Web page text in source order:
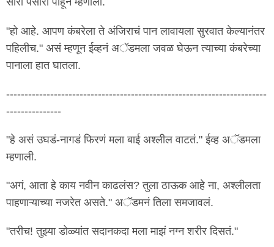
"हो आहे. आपण कंबरेला ते अंजिराचं पान लावायला सुरवात केल्यानंतर
पहिलीच." असं म्हणून ईव्हनं अॅडमला जवळ घेऊन त्याच्या कंबरेच्या
पानाला हात घातला.
-----------------------------------------------------------------------
---------------
"हे असं उघडं-नागडं फिरणं मला बाई अश्लील वाटतं." ईव्ह अॅडमला
म्हणाली.
"अगं, आता हे काय नवीन काढलंस? तुला ठाऊक आहे ना, अश्लीलता
पाहणाऱ्याच्या नजरेत असते." अॅडमनं तिला समजावलं.
"तरीच! तुझ्या डोळ्यांत सदानकदा मला माझं नग्न शरीर दिसतं."